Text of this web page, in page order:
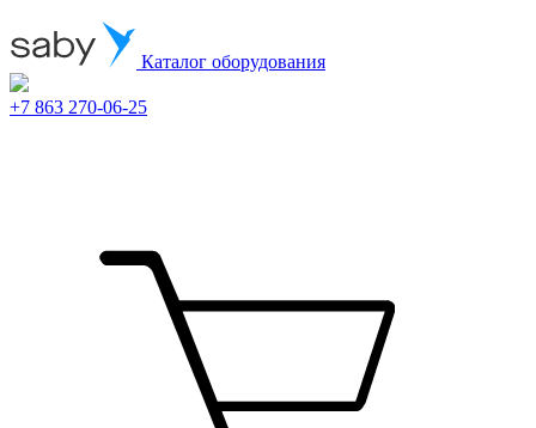
Каталог оборудования
+7 863 270-06-25